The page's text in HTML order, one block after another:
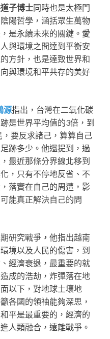
子博士同時也是太極門
陽哲學，涵括眾生萬物
是永續未來的關鍵。愛
與環境之間達到平衡安
方針，也是達致世界和
與環境和平共存的美好
源指出，台灣在二氧化碳
是世界平均值的3倍，到
要反求諸己，算算自己
跡多少。他還提到，過
最近那條分界線北移到
，只有不停地反省、不
落實在自己的周遭，影
能真正解決自己的問
研究戰爭 ， 他指出越南
境以及人民的傷害，到
經濟衰退，最重要的就
成的浩劫，炸彈落在地
以下，對地球土壤地
各國的領袖能夠深思，
平是最重要的，經濟的
人類融合，遠離戰爭。